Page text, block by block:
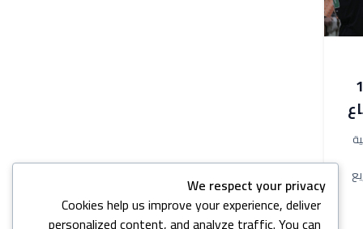
We respect your privacy
Cookies help us improve your experience, deliver